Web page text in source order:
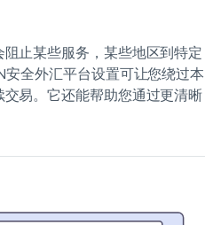
止某些服务，某些地区到特定
全外汇平台设置可让您绕过本
易。它还能帮助您通过更清晰